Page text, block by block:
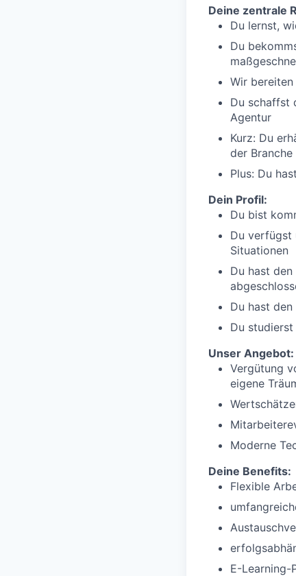
Deine zentrale
Du lernst,
Du
Wir
Du schaffst
Agentur
Kurz: Du
der Branche
Plus: Du
Dein Profil:
Du bist
Du verfügst
Situationen
Du hast
Du hast den
Du
Unser Angebot:
Vergütung
eigene
Moderne
Deine Benefits:
Flexible
E-Learning-